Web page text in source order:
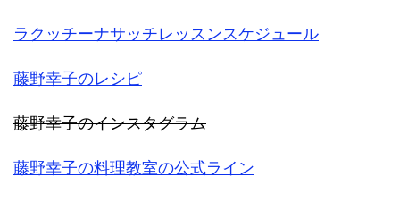
ラクッチーナサッチレッスンスケジュール
藤野幸子のレシピ
藤野幸子のインスタグラム
藤野幸子の料理教室の公式ライン